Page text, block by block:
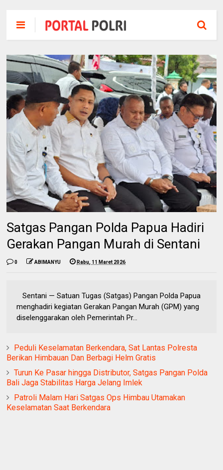
Satgas Pangan Polda Papua Hadiri
Gerakan Pangan Murah di Sentani
0 ABIMANYU Rabu, 11 Maret 2026
Sentani — Satuan Tugas (Satgas) Pangan Polda Papua
menghadiri kegiatan Gerakan Pangan Murah (GPM) yang
diselenggarakan oleh Pemerintah Pr...
Peduli Keselamatan Berkendara, Sat Lantas Polresta
Berikan Himbauan Dan Berbagi Helm Gratis
Turun Ke Pasar hingga Distributor, Satgas Pangan Polda
Bali Jaga Stabilitas Harga Jelang Imlek
Patroli Malam Hari Satgas Ops Himbau Utamakan
Keselamatan Saat Berkendara